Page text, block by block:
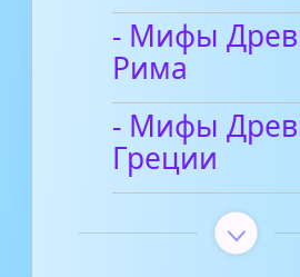
- Мифы
Рима
- Мифы
Греции